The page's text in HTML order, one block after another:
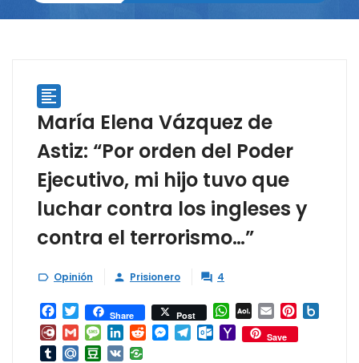
Contacto

María Elena Vázquez de
Astiz: “Por orden del Poder
Ejecutivo, mi hijo tuvo que
luchar contra los ingleses y
contra el terrorismo…”
 Opinión  Prisionero  4
Facebook
TwitterShare Post WhatsApp
AOL
Mail
Email Pinterest
Diary.Ru
GmailMessage
LinkedIn
RedditMessenger
Telegram
Outlook.com
Yahoo
Mail
Save
TumblrMail.RuDouban
VK